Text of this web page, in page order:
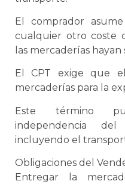
El comprador
cualquier otro coste
las mercaderías
El CPT exige que
mercaderías para la
Este término
independencia
incluyendo el
Obligaciones del
Entregar la